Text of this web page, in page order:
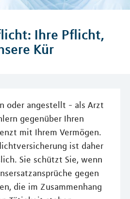
Ihre Pflicht,
Kür
oder angestellt - als Arzt
gegenüber Ihren
mit Ihrem Vermögen.
ist daher
Sie schützt Sie, wenn
gegen
die im Zusammenhang